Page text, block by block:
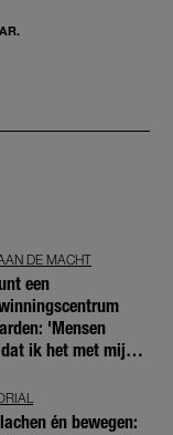
DE MACHT
een
'Mensen
ik het met mijn
én bewegen: